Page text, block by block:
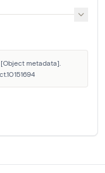
metadata].